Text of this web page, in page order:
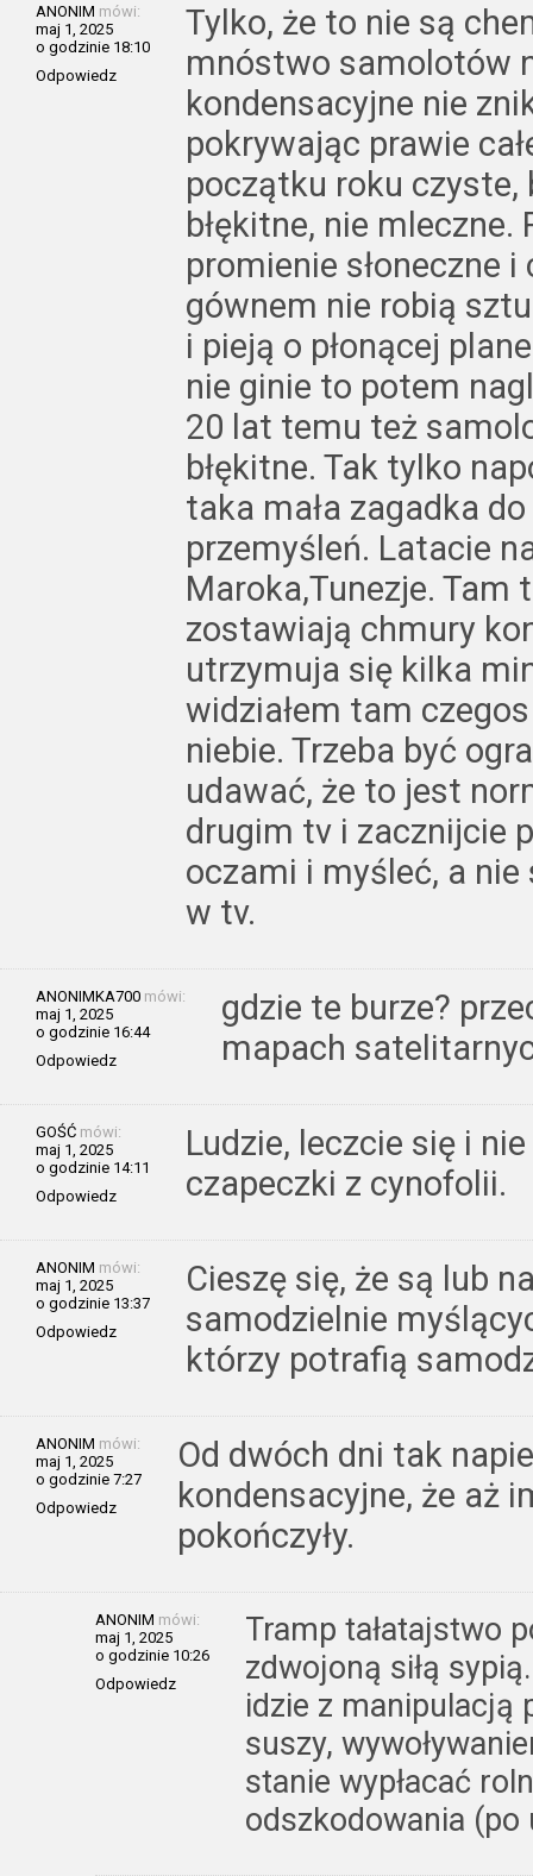
ANONIM mówi:
maj 1, 2025
o godzinie 18:10
Odpowiedz
Tylko, że to nie są
mnóstwo samolotów
kondensacyjne nie
pokrywając prawie
początku roku czyste,
błękitne, nie
promienie słoneczne
gównem nie robią
i pieją o płonącej
nie ginie to potem
20 lat temu też
błękitne. Tak tylko
taka mała zagadka do
przemyśleń. Latacie
Maroka,Tunezje.
zostawiają chmury
utrzymuja się kilka
widziałem tam
niebie. Trzeba być
udawać, że to jest
drugim tv i zacznijcie
oczami i myśleć, a
w tv.
ANONIMKA700 mówi:
maj 1, 2025
o godzinie 16:44
Odpowiedz
gdzie te burze?
mapach
GOŚĆ mówi:
maj 1, 2025
o godzinie 14:11
Odpowiedz
Ludzie, leczcie się i
czapeczki z cynofolii.
ANONIM mówi:
maj 1, 2025
o godzinie 13:37
Odpowiedz
Cieszę się, że są lub
samodzielnie
którzy potrafią
ANONIM mówi:
maj 1, 2025
o godzinie 7:27
Odpowiedz
Od dwóch dni tak
kondensacyjne, że aż
pokończyły.
ANONIM mówi:
maj 1, 2025
o godzinie 10:26
Odpowiedz
Tramp tałatajstwo
zdwojoną siłą
idzie z manipulacją
suszy,
stanie wypłacać
odszkodowania (po